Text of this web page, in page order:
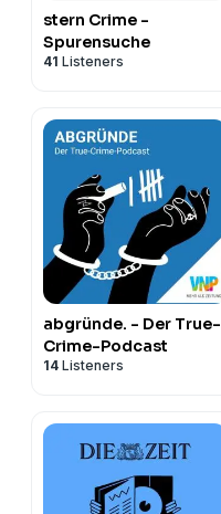
stern Crime -
Spurensuche
41 Listeners
abgründe. - Der True-
Crime-Podcast
14 Listeners